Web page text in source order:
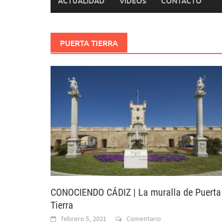
PUERTA TIERRA
CONOCIENDO CÁDIZ | La muralla de Puerta
Tierra
febrero 5, 2021 Comentario